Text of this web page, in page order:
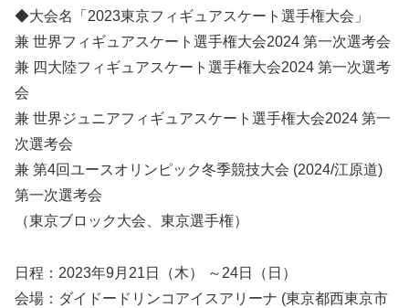
◆大会名「2023東京フィギュアスケート選手権大会」
兼 世界フィギュアスケート選手権大会2024 第一次選考会
兼 四大陸フィギュアスケート選手権大会2024 第一次選考
会
兼 世界ジュニアフィギュアスケート選手権大会2024 第一
次選考会
兼 第4回ユースオリンピック冬季競技大会 (2024/江原道)
第一次選考会
（東京ブロック大会、東京選手権）
日程：2023年9月21日（木） ～24日（日）
会場：ダイドードリンコアイスアリーナ (東京都西東京市